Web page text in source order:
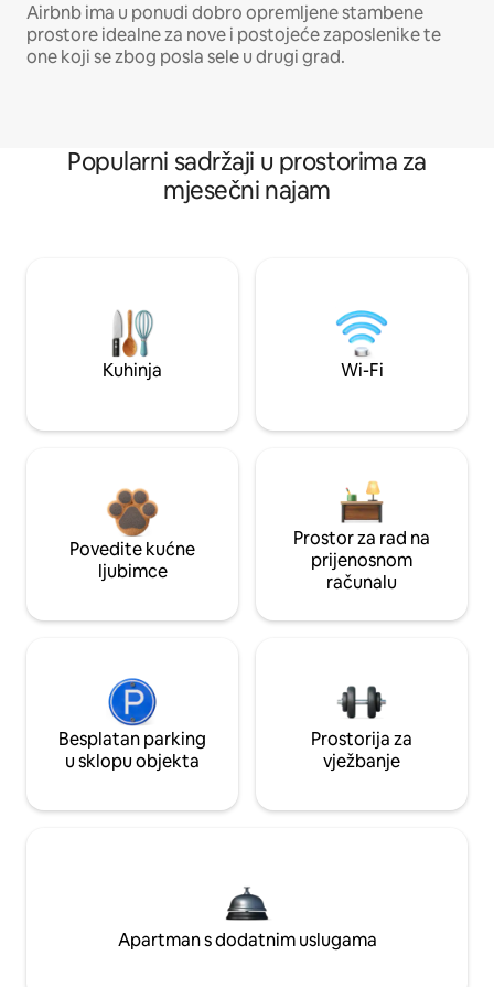
Airbnb ima u ponudi dobro opremljene stambene
prostore idealne za nove i postojeće zaposlenike te
one koji se zbog posla sele u drugi grad.
Popularni sadržaji u prostorima za
mjesečni najam
Kuhinja Wi-Fi
Povedite kućne
ljubimce
Prostor za rad na
prijenosnom
računalu
Besplatan parking
u sklopu objekta
Prostorija za
vježbanje
Apartman s dodatnim uslugama